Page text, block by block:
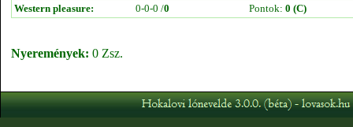
Western pleasure:
0-0-0 /0 Pontok: 0 (C)
Nyeremények: 0 Zsz.